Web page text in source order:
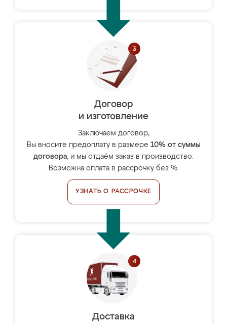
Договор
и изготовление
Заключаем договор,
Вы вносите предоплату в размере 10% от суммы
договора, и мы отдаём заказ в производство.
Возможна оплата в рассрочку без %.
УЗНАТЬ О РАССРОЧКЕ
Доставка